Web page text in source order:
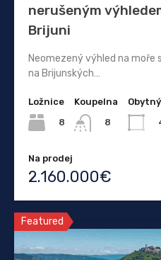
nerušeným
Brijuni
Neomezený výhled na moře
na Brijunských…
Ložnice
8
Koupelna
8
Na prodej
2.160.000€
Featured